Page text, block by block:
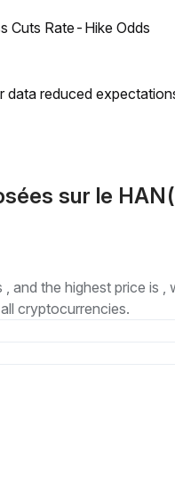
Cuts Rate-Hike Odds
reduced
sur le
and the highest price is ,
cryptocurrencies.